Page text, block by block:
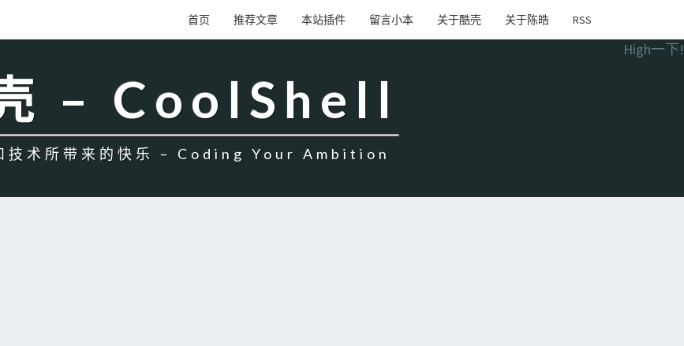
首页 推荐文章 本站插件 留言小本 关于酷壳 关于陈皓 RSS
High一下!
– CoolShell
技术所带来的快乐 – Coding Your Ambition